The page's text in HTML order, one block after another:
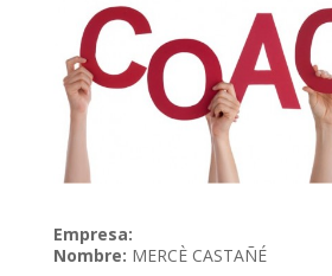
Empresa:
Nombre: MERCÈ CASTAÑÉ